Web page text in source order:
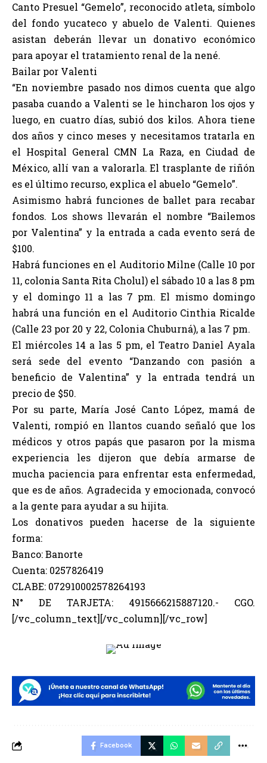
Canto Presuel “Gemelo”, reconocido atleta, símbolo
del fondo yucateco y abuelo de Valenti. Quienes
asistan deberán llevar un donativo económico
para apoyar el tratamiento renal de la nené.
Bailar por Valenti
“En noviembre pasado nos dimos cuenta que algo
pasaba cuando a Valenti se le hincharon los ojos y
luego, en cuatro días, subió dos kilos. Ahora tiene
dos años y cinco meses y necesitamos tratarla en
el Hospital General CMN La Raza, en Ciudad de
México, allí van a valorarla. El trasplante de riñón
es el último recurso, explica el abuelo “Gemelo”.
Asimismo habrá funciones de ballet para recabar
fondos. Los shows llevarán el nombre “Bailemos
por Valentina” y la entrada a cada evento será de
$100.
Habrá funciones en el Auditorio Milne (Calle 10 por
11, colonia Santa Rita Cholul) el sábado 10 a las 8 pm
y el domingo 11 a las 7 pm. El mismo domingo
habrá una función en el Auditorio Cinthia Ricalde
(Calle 23 por 20 y 22, Colonia Chuburná), a las 7 pm.
El miércoles 14 a las 5 pm, el Teatro Daniel Ayala
será sede del evento “Danzando con pasión a
beneficio de Valentina” y la entrada tendrá un
precio de $50.
Por su parte, María José Canto López, mamá de
Valenti, rompió en llantos cuando señaló que los
médicos y otros papás que pasaron por la misma
experiencia les dijeron que debía armarse de
mucha paciencia para enfrentar esta enfermedad,
que es de años. Agradecida y emocionada, convocó
a la gente para ayudar a su hijita.
Los donativos pueden hacerse de la siguiente
forma:
Banco: Banorte
Cuenta: 0257826419
CLABE: 072910002578264193
N° DE TARJETA: 4915666215887120.- CGO.
[/vc_column_text][/vc_column][/vc_row]
Facebook